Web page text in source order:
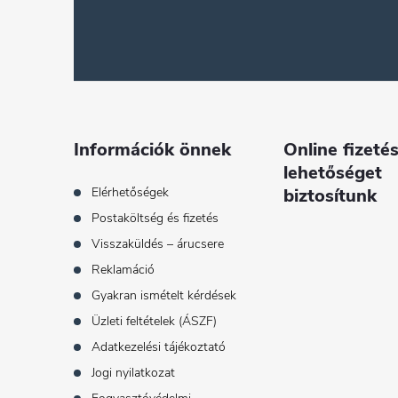
Információk önnek
Elérhetőségek
Postaköltség és fizetés
Visszaküldés – árucsere
Reklamáció
Gyakran ismételt kérdések
Üzleti feltételek (ÁSZF)
Adatkezelési tájékoztató
Jogi nyilatkozat
Online
lehetőséget
biztosítunk